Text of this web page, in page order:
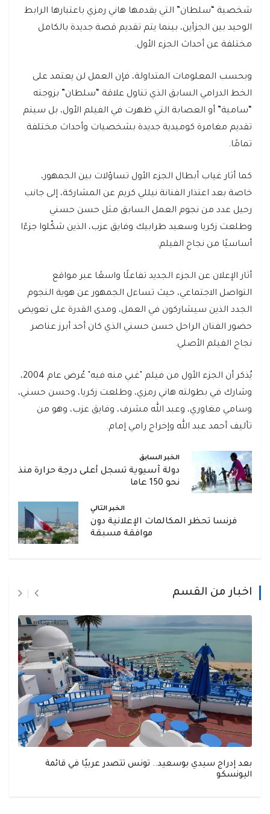
شخصية “سلطان” التي يقدمها هاني رمزي باعتبارها الرابط
الوحيد بين الجزأين، بينما يتم تقديم قصة جديدة بالكامل
مختلفة عن أحداث الجزء الأول.
وبحسب المعلومات المتداولة، فإن العمل لن يعتمد على
الخط الدرامي السابق الذي تناول علاقة “سلطان” بزوجته
“سامية” أو العصابة التي ظهرت في الفيلم الأول، بل سيتم
تقديم مغامرة كوميدية جديدة بشخصيات وأحداث مختلفة
تمامًا.
كما أثار غياب أبطال الجزء الأول تساؤلات بين الجمهور،
خاصة بعد اعتذار الفنانة نيللي كريم عن المشاركة، إلى جانب
رحيل عدد من نجوم العمل السابق مثل حسن حسني
وطلعت زكريا وسعيد طرابيك وفايق عزب، الذين شكّلوا جزءًا
أساسيًا من نجاح الفيلم.
أثار الإعلان عن الجزء الجديد تفاعلًا واسعًا عبر مواقع
التواصل الاجتماعي، حيث تساءل الجمهور عن هوية النجوم
الجدد الذين سيشاركون في العمل، ومدى القدرة على تعويض
حضور الفنان الراحل حسن حسني الذي كان أحد أبرز عناصر
نجاح الفيلم الأصلي.
يُذكر أن الجزء الأول من فيلم "غبي منه فيه" عُرض عام 2004،
وشارك في بطولته هاني رمزي، وطلعت زكريا، وحسن حسني،
وسامي مغاوري، وعبد الله مشرف، وفايق عزب، وهو من
تأليف أحمد عبد الله وإخراج رامي إمام.
الخبر السابق
دولة آسيوية تسجل أعلى درجة حرارة منذ
نحو 150 عاما
الخبر التالي
فرنسا تحظر المكالمات الإعلانية دون
موافقة مسبقة
اخبار من القسم
بعد إدراج سيدي بوسعيد.. تونس تتصدر عربيًا في قائمة
اليونسكو